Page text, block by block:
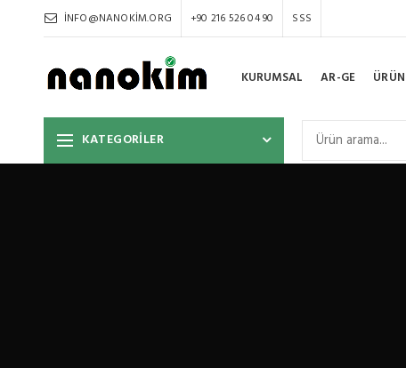
INFO@NANOKIM.ORG +90 216 526 04 90 SSS
KURUMSAL AR-GE
KATEGORİLER